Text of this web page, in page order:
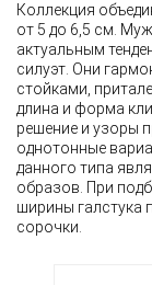
Коллекция
от 5 до 6,5 см.
актуальным
силуэт. Они
стойками,
длина и форма
решение и узоры
однотонные
данного типа
образов. При
ширины галстука
сорочки.